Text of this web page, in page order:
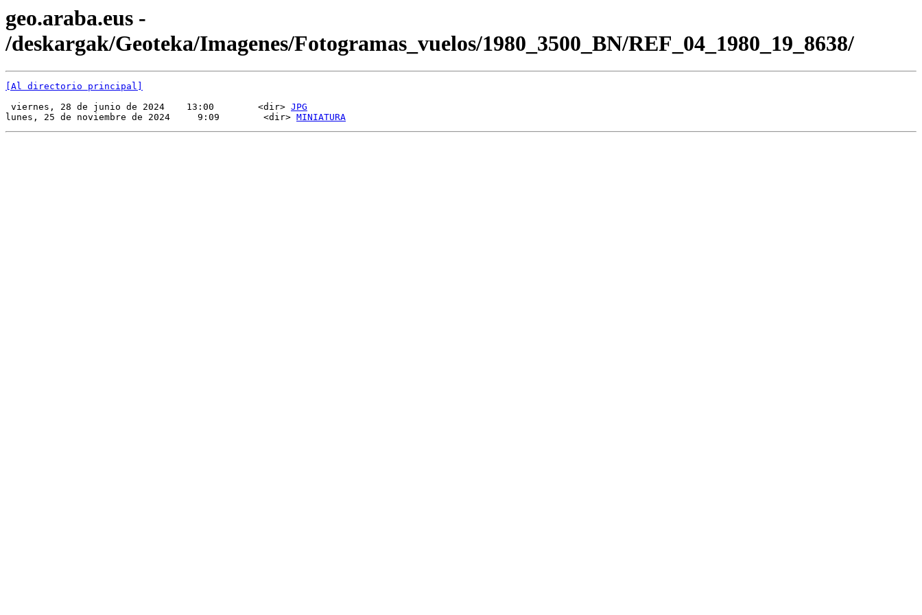
geo.araba.eus -
/deskargak/Geoteka/Imagenes/Fotogramas_vuelos/1980_3500_BN/REF_04_1980_19_8638/
[Al directorio principal]
viernes, 28 de junio de 2024    13:00        <dir> JPG
lunes, 25 de noviembre de 2024     9:09        <dir> MINIATURA